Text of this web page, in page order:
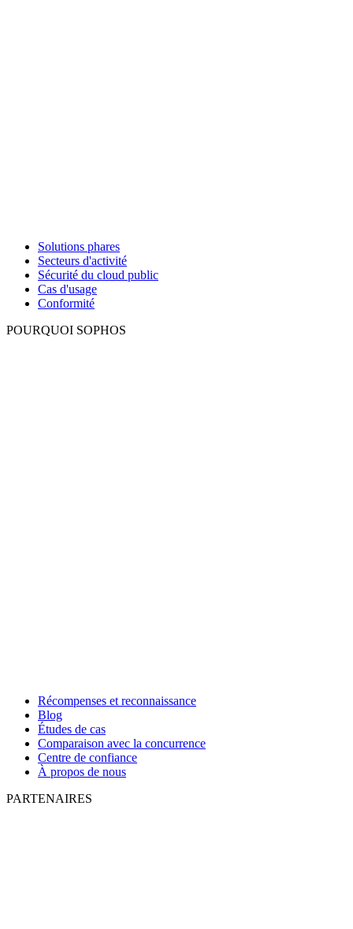
Solutions phares
Secteurs d'activité
Sécurité du cloud public
Cas d'usage
Conformité
POURQUOI SOPHOS
Récompenses et reconnaissance
Blog
Études de cas
Comparaison avec la concurrence
Centre de confiance
À propos de nous
PARTENAIRES